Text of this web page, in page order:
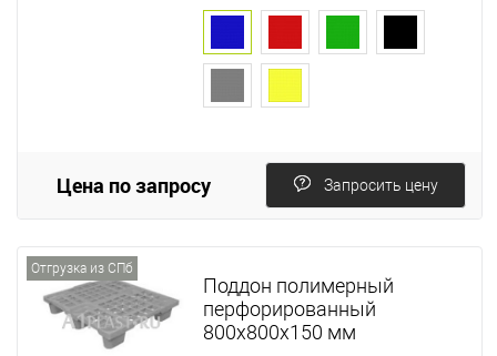
Цена по запросу Запросить цену
Отгрузка из СПб
Поддон полимерный
перфорированный
800х800х150 мм